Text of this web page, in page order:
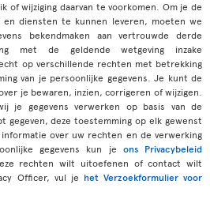
of wijziging daarvan te voorkomen. Om je de
en diensten te kunnen leveren, moeten we
bekendmaken aan vertrouwde derde
met de geldende wetgeving inzake
op verschillende rechten met betrekking
van je persoonlijke gegevens. Je kunt de
je bewaren, inzien, corrigeren of wijzigen.
je gegevens verwerken op basis van de
gegeven, deze toestemming op elk gewenst
over uw rechten en de verwerking
gegevens kun je ons Privacybeleid
rechten wilt uitoefenen of contact wilt
Officer, vul je het Verzoekformulier voor